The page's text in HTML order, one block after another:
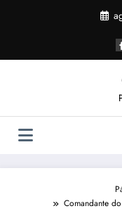
Comandante